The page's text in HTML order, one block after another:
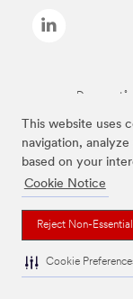
This website uses
navigation,
based on your
Cookie Notice
Reject Non-
Cookie
De